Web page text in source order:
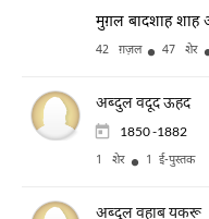
मुग़ल बादशाह शाह
42 ग़ज़ल 47 शेर
अब्दुल वदूद ऊहद
1850 -1882
1 शेर 1 ई-पुस्तक
अब्दुल वहाब यकरू